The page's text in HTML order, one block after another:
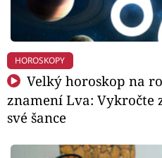
HOROSKOPY
Velký horoskop na
znamení Lva: Vykročte
své šance